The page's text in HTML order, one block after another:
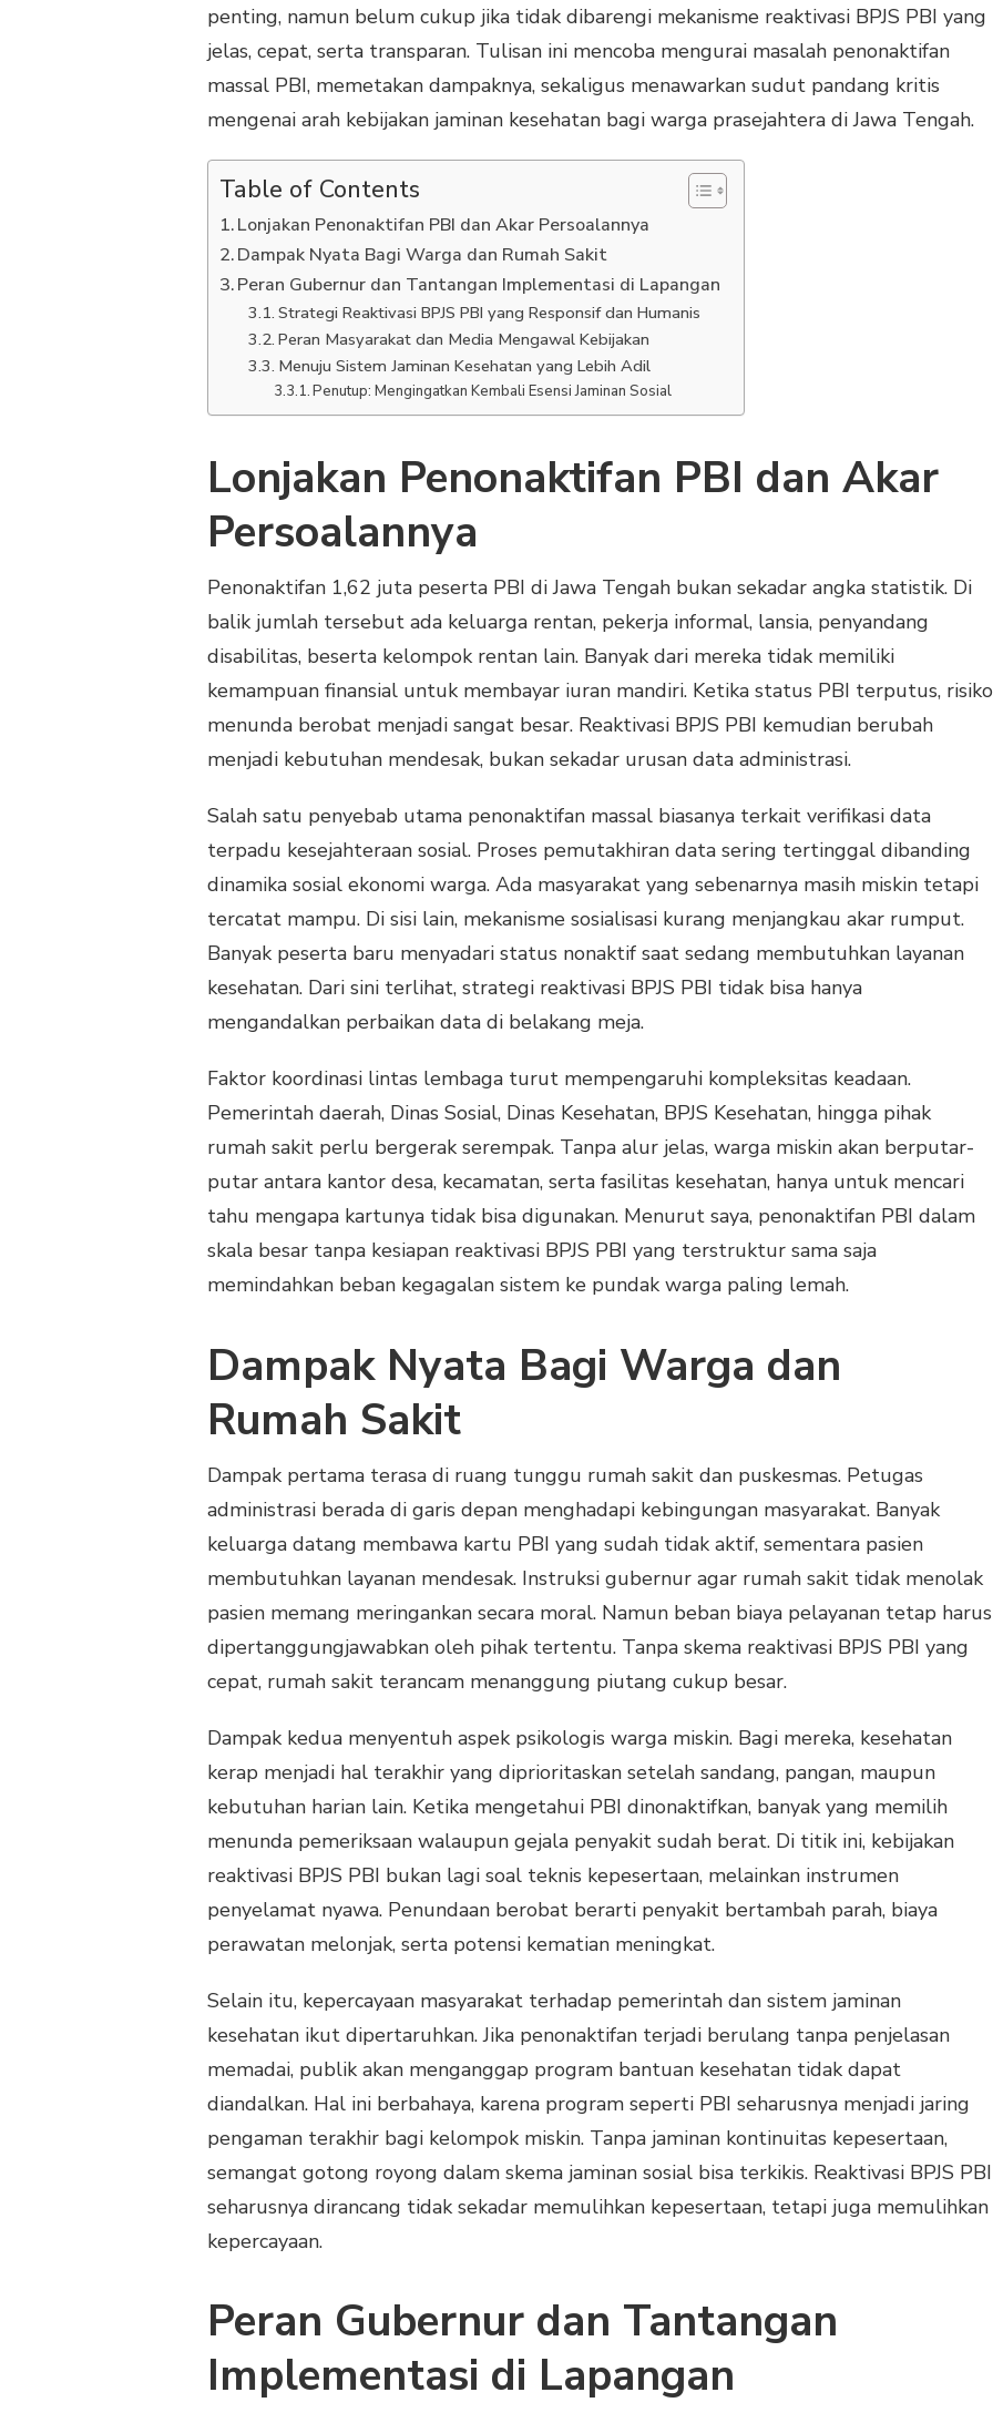
penting, namun belum cukup jika tidak dibarengi mekanisme reaktivasi BPJS PBI yang
jelas, cepat, serta transparan. Tulisan ini mencoba mengurai masalah penonaktifan
massal PBI, memetakan dampaknya, sekaligus menawarkan sudut pandang kritis
mengenai arah kebijakan jaminan kesehatan bagi warga prasejahtera di Jawa Tengah.
Table of Contents
Lonjakan Penonaktifan PBI dan Akar Persoalannya
Dampak Nyata Bagi Warga dan Rumah Sakit
Peran Gubernur dan Tantangan Implementasi di Lapangan
Strategi Reaktivasi BPJS PBI yang Responsif dan Humanis
Peran Masyarakat dan Media Mengawal Kebijakan
Menuju Sistem Jaminan Kesehatan yang Lebih Adil
Penutup: Mengingatkan Kembali Esensi Jaminan Sosial
Lonjakan Penonaktifan PBI dan Akar
Persoalannya
Penonaktifan 1,62 juta peserta PBI di Jawa Tengah bukan sekadar angka statistik. Di
balik jumlah tersebut ada keluarga rentan, pekerja informal, lansia, penyandang
disabilitas, beserta kelompok rentan lain. Banyak dari mereka tidak memiliki
kemampuan finansial untuk membayar iuran mandiri. Ketika status PBI terputus, risiko
menunda berobat menjadi sangat besar. Reaktivasi BPJS PBI kemudian berubah
menjadi kebutuhan mendesak, bukan sekadar urusan data administrasi.
Salah satu penyebab utama penonaktifan massal biasanya terkait verifikasi data
terpadu kesejahteraan sosial. Proses pemutakhiran data sering tertinggal dibanding
dinamika sosial ekonomi warga. Ada masyarakat yang sebenarnya masih miskin tetapi
tercatat mampu. Di sisi lain, mekanisme sosialisasi kurang menjangkau akar rumput.
Banyak peserta baru menyadari status nonaktif saat sedang membutuhkan layanan
kesehatan. Dari sini terlihat, strategi reaktivasi BPJS PBI tidak bisa hanya
mengandalkan perbaikan data di belakang meja.
Faktor koordinasi lintas lembaga turut mempengaruhi kompleksitas keadaan.
Pemerintah daerah, Dinas Sosial, Dinas Kesehatan, BPJS Kesehatan, hingga pihak
rumah sakit perlu bergerak serempak. Tanpa alur jelas, warga miskin akan berputar-
putar antara kantor desa, kecamatan, serta fasilitas kesehatan, hanya untuk mencari
tahu mengapa kartunya tidak bisa digunakan. Menurut saya, penonaktifan PBI dalam
skala besar tanpa kesiapan reaktivasi BPJS PBI yang terstruktur sama saja
memindahkan beban kegagalan sistem ke pundak warga paling lemah.
Dampak Nyata Bagi Warga dan
Rumah Sakit
Dampak pertama terasa di ruang tunggu rumah sakit dan puskesmas. Petugas
administrasi berada di garis depan menghadapi kebingungan masyarakat. Banyak
keluarga datang membawa kartu PBI yang sudah tidak aktif, sementara pasien
membutuhkan layanan mendesak. Instruksi gubernur agar rumah sakit tidak menolak
pasien memang meringankan secara moral. Namun beban biaya pelayanan tetap harus
dipertanggungjawabkan oleh pihak tertentu. Tanpa skema reaktivasi BPJS PBI yang
cepat, rumah sakit terancam menanggung piutang cukup besar.
Dampak kedua menyentuh aspek psikologis warga miskin. Bagi mereka, kesehatan
kerap menjadi hal terakhir yang diprioritaskan setelah sandang, pangan, maupun
kebutuhan harian lain. Ketika mengetahui PBI dinonaktifkan, banyak yang memilih
menunda pemeriksaan walaupun gejala penyakit sudah berat. Di titik ini, kebijakan
reaktivasi BPJS PBI bukan lagi soal teknis kepesertaan, melainkan instrumen
penyelamat nyawa. Penundaan berobat berarti penyakit bertambah parah, biaya
perawatan melonjak, serta potensi kematian meningkat.
Selain itu, kepercayaan masyarakat terhadap pemerintah dan sistem jaminan
kesehatan ikut dipertaruhkan. Jika penonaktifan terjadi berulang tanpa penjelasan
memadai, publik akan menganggap program bantuan kesehatan tidak dapat
diandalkan. Hal ini berbahaya, karena program seperti PBI seharusnya menjadi jaring
pengaman terakhir bagi kelompok miskin. Tanpa jaminan kontinuitas kepesertaan,
semangat gotong royong dalam skema jaminan sosial bisa terkikis. Reaktivasi BPJS PBI
seharusnya dirancang tidak sekadar memulihkan kepesertaan, tetapi juga memulihkan
kepercayaan.
Peran Gubernur dan Tantangan
Implementasi di Lapangan